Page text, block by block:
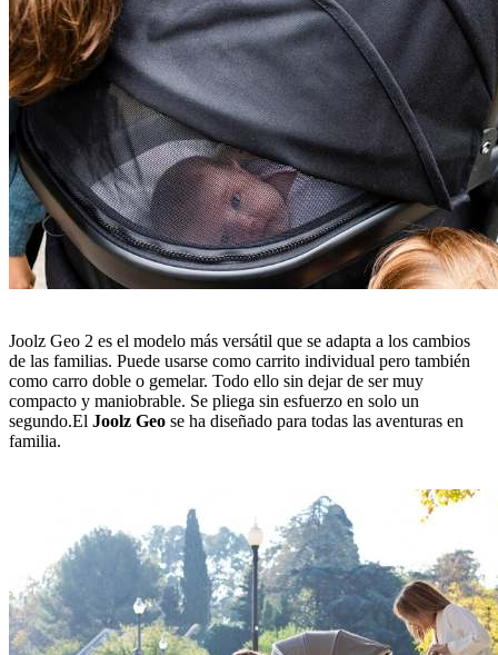
Joolz Geo 2 es el modelo más versátil que se adapta a los cambios
de las familias. Puede usarse como carrito individual pero también
como carro doble o gemelar. Todo ello sin dejar de ser muy
compacto y maniobrable. Se pliega sin esfuerzo en solo un
segundo.El Joolz Geo se ha diseñado para todas las aventuras en
familia.